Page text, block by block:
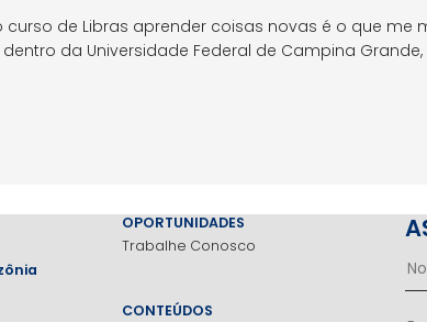
curso de Libras aprender coisas novas é o que me
da Universidade Federal de Campina Grande,
OPORTUNIDADES
Trabalhe Conosco
CONTEÚDOS